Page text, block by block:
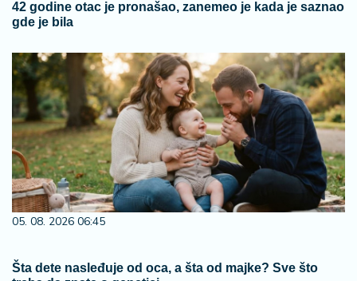
42 godine otac je pronašao, zanemeo je kada je saznao
gde je bila
05. 08. 2026 06:45
Šta dete nasleđuje od oca, a šta od majke? Sve što